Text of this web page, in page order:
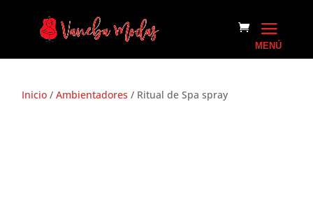
Inicio /Ambientadores / Ritual de Spa spray